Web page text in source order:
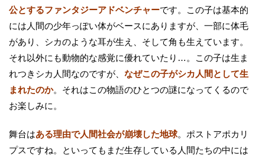
公とするファンタジーアドベンチャーです。この子は基本的
には人間の少年っぽい体がベースにありますが、一部に体毛
があり、シカのような耳が生え、そして角も生えています。
それ以外にも動物的な感覚に優れていたり…。この子は生ま
れつきシカ人間なのですが、 なぜこの子がシカ人間として生
まれたのか。それはこの物語のひとつの謎になってくるので
お楽しみに。
舞台はある理由で人間社会が崩壊した地球。ポストアポカリ
プスですね。といってもまだ生存している人間たちの中には